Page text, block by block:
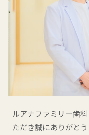
ルアナファミリー歯
ただき誠にありがとう